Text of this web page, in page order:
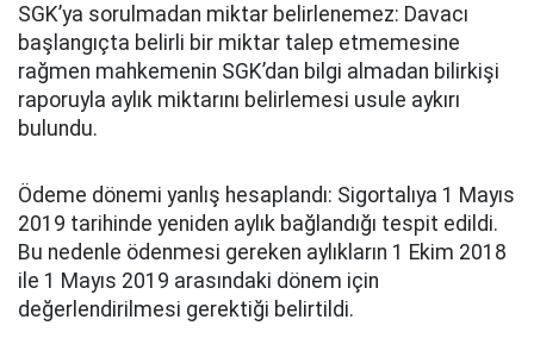
SGK’ya sorulmadan miktar belirlenemez: Davacı
başlangıçta belirli bir miktar talep etmemesine
rağmen mahkemenin SGK’dan bilgi almadan bilirkişi
raporuyla aylık miktarını belirlemesi usule aykırı
bulundu.
Ödeme dönemi yanlış hesaplandı: Sigortalıya 1 Mayıs
2019 tarihinde yeniden aylık bağlandığı tespit edildi.
Bu nedenle ödenmesi gereken aylıkların 1 Ekim 2018
ile 1 Mayıs 2019 arasındaki dönem için
değerlendirilmesi gerektiği belirtildi.